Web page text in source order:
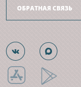
ОБРАТНАЯ СВЯЗЬ